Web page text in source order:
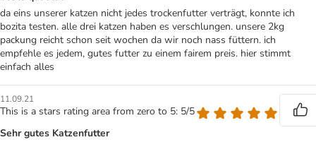
da eins unserer katzen nicht jedes trockenfutter verträgt, konnte ich
bozita testen. alle drei katzen haben es verschlungen. unsere 2kg
packung reicht schon seit wochen da wir noch nass füttern. ich
empfehle es jedem, gutes futter zu einem fairem preis. hier stimmt
einfach alles
11.09.21
This is a stars rating area from zero to 5: 5/5
Sehr gutes Katzenfutter